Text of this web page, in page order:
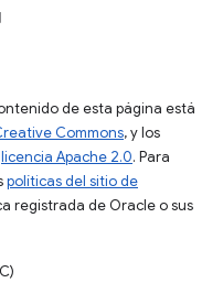
de esta página está
Commons, y los
licencia Apache 2.0. Para
políticas del sitio de
registrada de Oracle o sus